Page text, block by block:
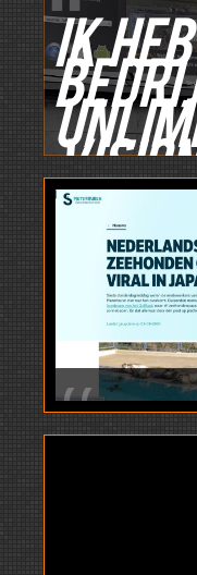
Ik
jaar
met
Sinds